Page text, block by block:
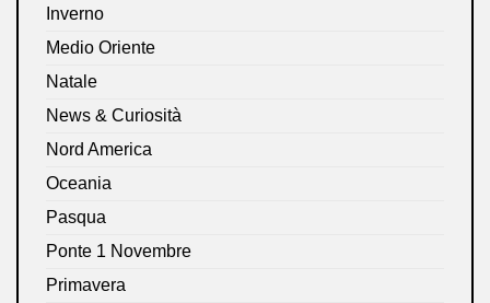
Inverno
Medio Oriente
Natale
News & Curiosità
Nord America
Oceania
Pasqua
Ponte 1 Novembre
Primavera